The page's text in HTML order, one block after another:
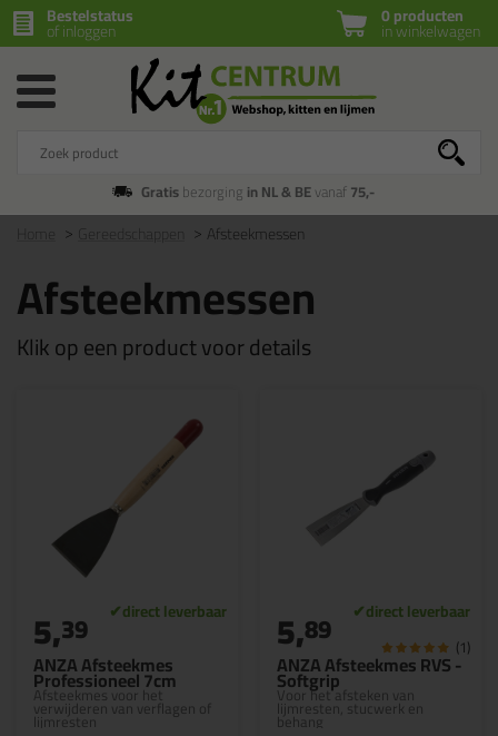
0 producten
in winkelwagen
Bestelstatus
of inloggen
Gratisbezorging in NL & BEvanaf75,-
Afsteekmessen
Afsteekmessen
Klik op een product voor details
ANZA Afsteekmes
Professioneel 7cm
Afsteekmes voor het
verwijderen van verflagen of
lijmresten
5,39
ANZA Afsteekmes RVS -
Softgrip
Voor het afsteken van
lijmresten, stucwerk en
behang
5,89 (1)